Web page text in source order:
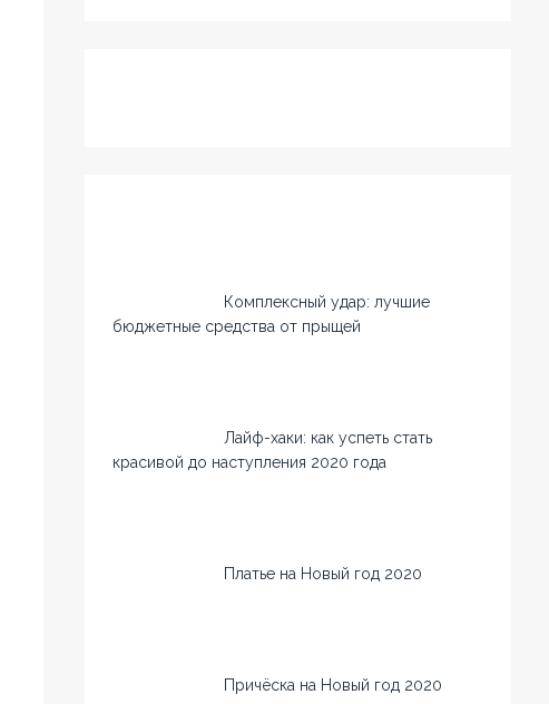
Комплексный удар: лучшие
бюджетные средства от прыщей
Лайф-хаки: как успеть стать
красивой до наступления 2020 года
Платье на Новый год 2020
Причёска на Новый год 2020